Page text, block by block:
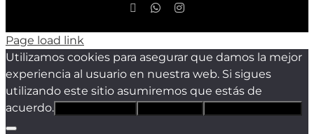
FacebookWhatsAppInstagram
Page load link
Utilizamos cookies para asegurar que damos la mejor
experiencia al usuario en nuestra web. Si sigues
utilizando este sitio asumiremos que estás de
acuerdo.